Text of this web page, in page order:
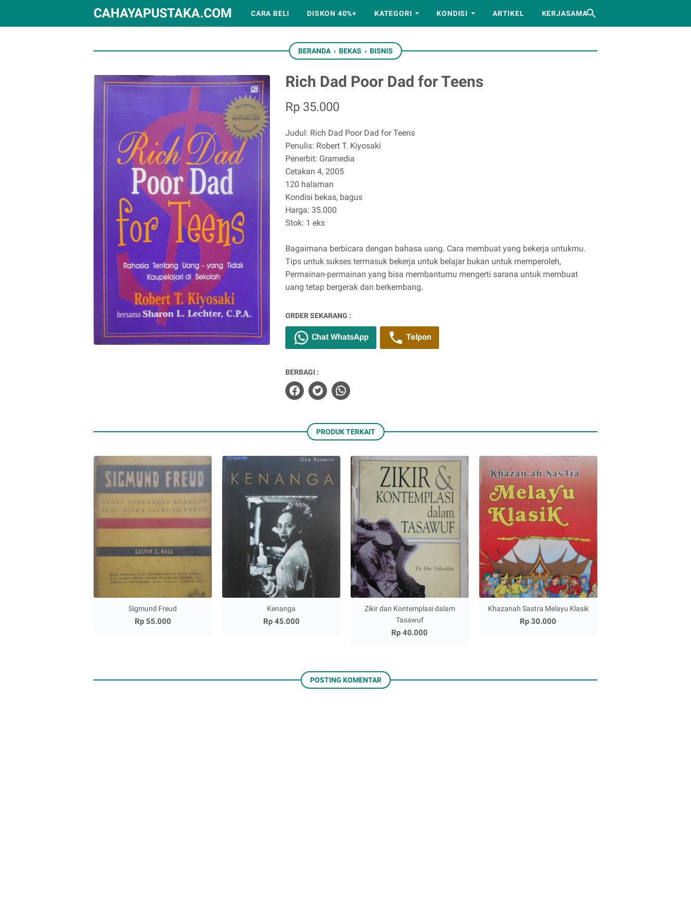
CAHAYAPUSTAKA.COM CARA BELI DISKON 40%+ KATEGORI KONDISI ARTIKEL KERJASAMA
BERANDA › BEKAS › BISNIS
Rich Dad Poor Dad for Teens
Rp 35.000
Judul: Rich Dad Poor Dad for Teens
Penulis: Robert T. Kiyosaki
Penerbit: Gramedia
Cetakan 4, 2005
120 halaman
Kondisi bekas, bagus
Harga: 35.000
Stok: 1 eks
Bagaimana berbicara dengan bahasa uang. Cara membuat yang bekerja untukmu.
Tips untuk sukses termasuk bekerja untuk belajar bukan untuk memperoleh,
Permainan-permainan yang bisa membantumu mengerti sarana untuk membuat
uang tetap bergerak dan berkembang.
ORDER SEKARANG :
Chat WhatsApp Telpon
BERBAGI :
PRODUK TERKAIT
Sigmund Freud
Rp 55.000
Kenanga
Rp 45.000
Zikir dan Kontemplasi dalam
Tasawuf
Rp 40.000
Khazanah Sastra Melayu Klasik
Rp 30.000
POSTING KOMENTAR